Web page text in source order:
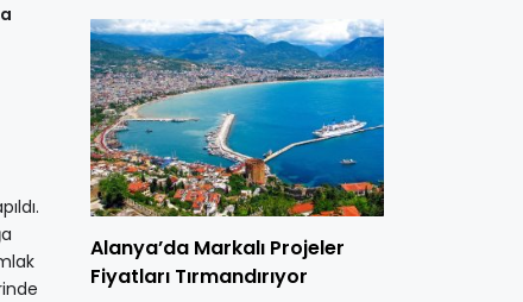
Alanya’da Markalı Projeler
Fiyatları Tırmandırıyor